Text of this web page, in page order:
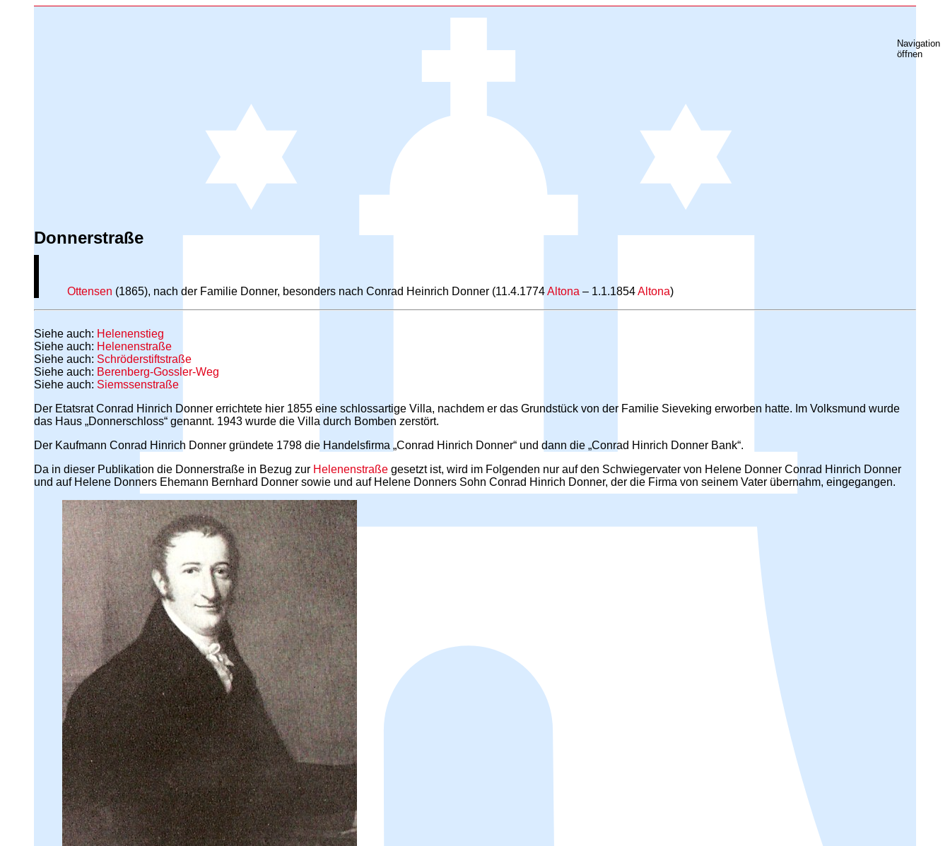
Navigation
öffnen
Donnerstraße
Ottensen (1865), nach der Familie Donner, besonders nach Conrad Heinrich Donner (11.4.1774Altona – 1.1.1854Altona)
Siehe auch: Helenenstieg
Siehe auch: Helenenstraße
Siehe auch: Schröderstiftstraße
Siehe auch: Berenberg-Gossler-Weg
Siehe auch: Siemssenstraße
Der Etatsrat Conrad Hinrich Donner errichtete hier 1855 eine schlossartige Villa, nachdem er das Grundstück von der Familie Sieveking erworben hatte. Im Volksmund wurde
das Haus „Donnerschloss“ genannt. 1943 wurde die Villa durch Bomben zerstört.
Der Kaufmann Conrad Hinrich Donner gründete 1798 die Handelsfirma „Conrad Hinrich Donner“ und dann die „Conrad Hinrich Donner Bank“.
Da in dieser Publikation die Donnerstraße in Bezug zur Helenenstraße gesetzt ist, wird im Folgenden nur auf den Schwiegervater von Helene Donner Conrad Hinrich Donner
und auf Helene Donners Ehemann Bernhard Donner sowie und auf Helene Donners Sohn Conrad Hinrich Donner, der die Firma von seinem Vater übernahm, eingegangen.